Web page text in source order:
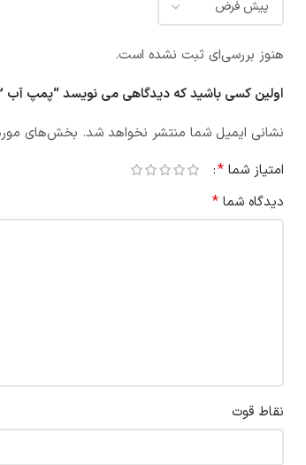
هنوز بررسی‌ای ثبت نشده است.
اولین کسی باشید که دیدگاهی می نویسد “پمپ آب 3 اسب استيل ایستاده سه فاز ابارا مدل EVMSG 3-19 F5/2.2 IE2”
نشانی ایمیل شما منتشر نخواهد شد. بخش‌های
امتیاز شما *
دیدگاه شما *
نقاط قوت